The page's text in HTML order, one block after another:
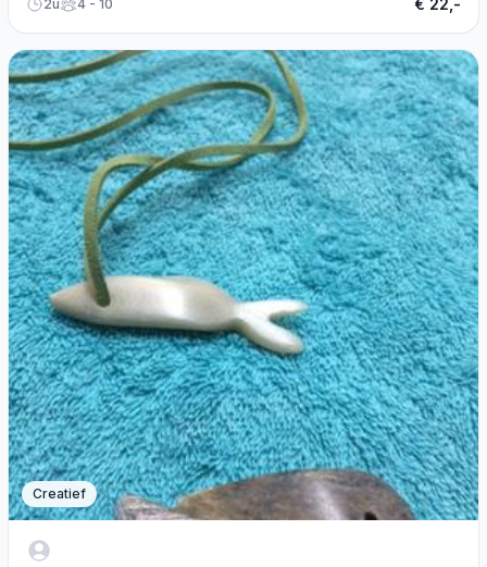
2u 4 - 10 € 22,-
Creatief